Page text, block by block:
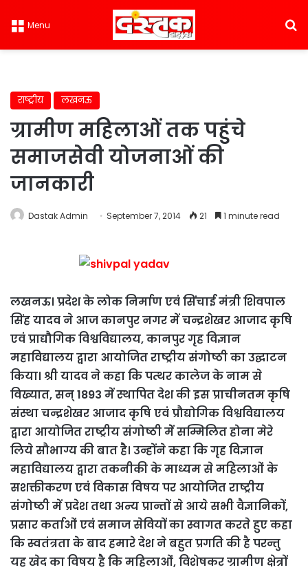
Menu
राष्ट्रीय लखनऊ
ग्रामीण महिलाओं तक पहुंचे
समाजसेवी योजनाओं की
जानकारी
Dastak Admin September 7, 2014 21 1 minute read
लखनऊ। प्रदेश के लोक निर्माण एवं सिंचाई मंत्री शिवपाल
सिंह यादव ने आज कानपुर नगर में चन्द्रशेखर आजाद कृषि
एवं प्राद्यौगिक विश्वविद्यालय, कानपुर गृह विज्ञान
महाविद्यालय द्वारा आयोजित राष्ट्रीय संगोष्ठी का उद्घाटन
किया। श्री यादव ने कहा कि पत्थर कालेज के नाम से
विख्यात, सन् 1893 में स्थापित देश की इस प्राचीनतम कृषि
संस्था चन्द्रशेखर आजाद कृषि एवं प्रौद्योगिक विश्वविद्यालय
द्वारा आयोजित राष्ट्रीय संगोष्ठी मेें सम्मिलित होना मेरे
लिये सौभाग्य की बात हेै। उन्होंने कहा कि गृह विज्ञान
महाविद्यालय द्वारा तकनीकी के माध्यम से महिलाओं के
सशक्तीकरण एवं विकास विषय पर आयोजित राष्ट्रीय
संगोष्ठी में प्रदेश तथा अन्य प्रान्तों से आये सभी वैज्ञानिकों,
प्रसार कर्ताओं एवं समाज सेवियों का स्वागत करते हुए कहा
कि स्वतंत्रता के बाद हमारे देश ने बहुत प्रगति की है परन्तु
यह खेद का विषय है कि महिलाओं, विशेषकर ग्रामीण क्षेत्रों